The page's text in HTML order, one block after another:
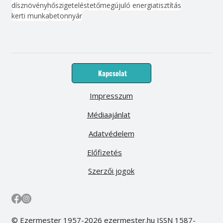
dísznövényhőszigeteléstetőmegújuló energiatisztítás
kerti munkabetonnyár
Kapcsolat
Médiaajánlat
Előfizetés
Impresszum
Adatvédelem
Szerzői jogok
© Ezermester 1957-2026 ezermester.hu ISSN 1587-